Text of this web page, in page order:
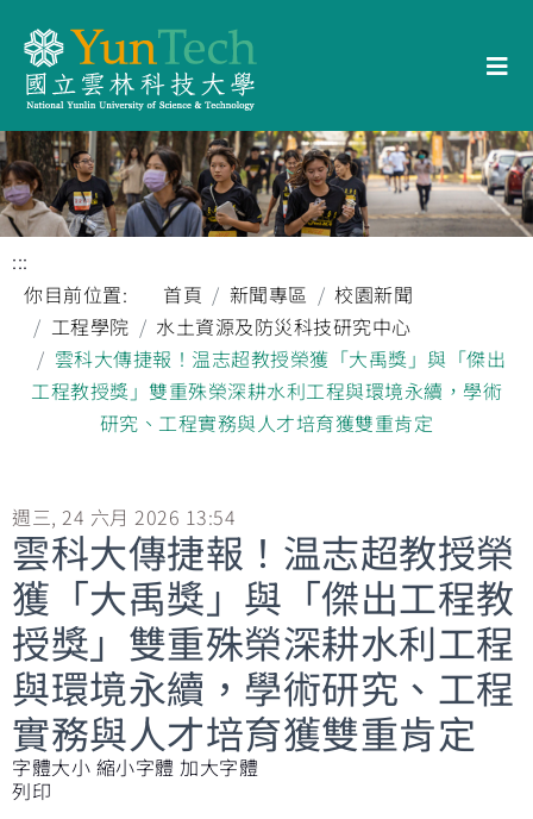
:::
你目前位置:
首頁 新聞專區
校園新聞
工程學院
水土資源及防災科技研究中心
雲科大傳捷報！温志超教授榮獲「大禹獎」與「傑出
工程教授獎」雙重殊榮深耕水利工程與環境永續，學術
研究、工程實務與人才培育獲雙重肯定
週三, 24 六月 2026 13:54
雲科大傳捷報！温志超教授榮
獲「大禹獎」與「傑出工程教
授獎」雙重殊榮深耕水利工程
與環境永續，學術研究、工程
實務與人才培育獲雙重肯定
字體大小 縮小字體 加大字體
列印